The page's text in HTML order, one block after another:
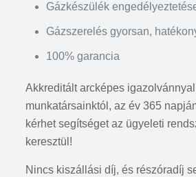
Gázkészülék
Gázszerelés gyorsan,
100% garancia
Akkreditált arcképes
munkatársainktól, az év 365
kérhet segítséget az ügyeleti
keresztül!
Nincs kiszállási díj, és részóradíj